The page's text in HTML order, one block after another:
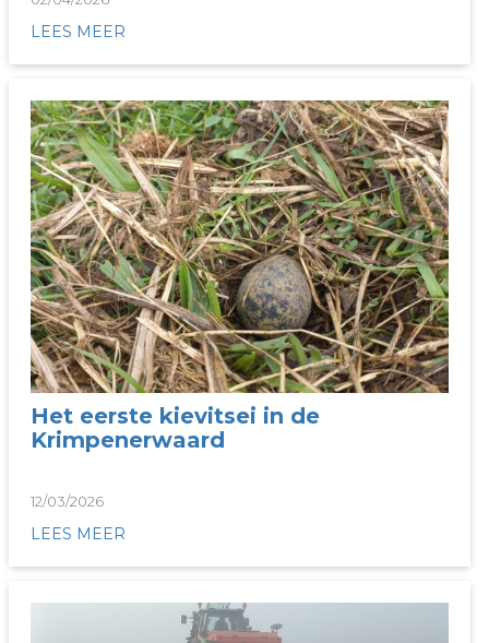
LEES MEER
Het eerste kievitsei in de
Krimpenerwaard
12/03/2026
LEES MEER